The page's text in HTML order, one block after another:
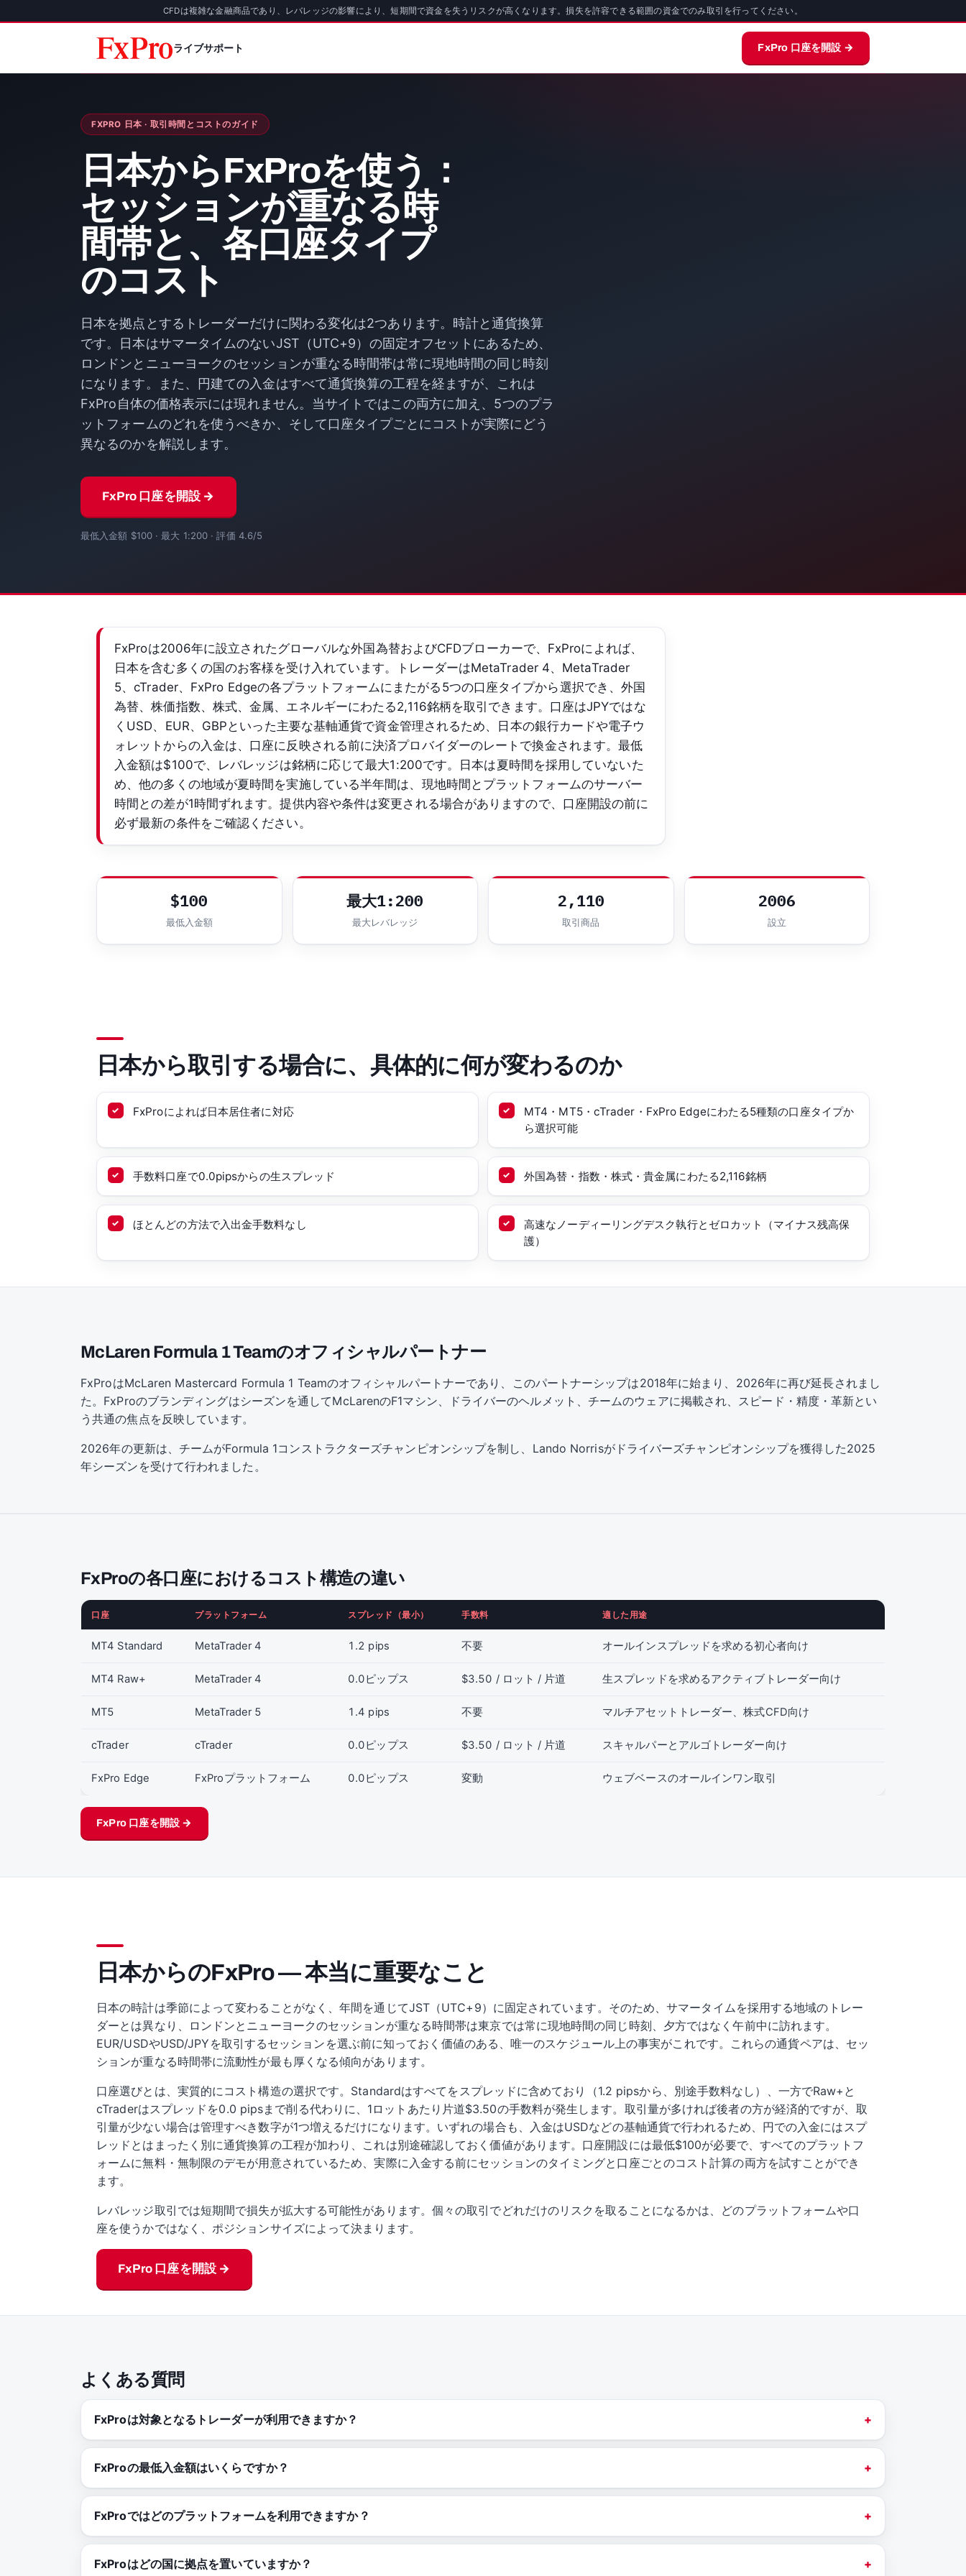
CFDは複雑な金融商品であり、レバレッジの影響により、短期間で資金を失うリスクが高くなります。損失を許容できる範囲の資金でのみ取引を行ってください。
ライブサポート FxPro 口座を開設 →
FXPRO 日本 · 取引時間とコストのガイド
日本からFxProを使う：
セッションが重なる時
間帯と、各口座タイプ
のコスト
日本を拠点とするトレーダーだけに関わる変化は2つあります。時計と通貨換算
です。日本はサマータイムのないJST（UTC+9）の固定オフセットにあるため、
ロンドンとニューヨークのセッションが重なる時間帯は常に現地時間の同じ時刻
になります。また、円建ての入金はすべて通貨換算の工程を経ますが、これは
FxPro自体の価格表示には現れません。当サイトではこの両方に加え、5つのプラ
ットフォームのどれを使うべきか、そして口座タイプごとにコストが実際にどう
異なるのかを解説します。
FxPro 口座を開設 →
最低入金額 $100 · 最大 1:200 · 評価 4.6/5
FxProは2006年に設立されたグローバルな外国為替およびCFDブローカーで、FxProによれば、
日本を含む多くの国のお客様を受け入れています。トレーダーはMetaTrader 4、MetaTrader
5、cTrader、FxPro Edgeの各プラットフォームにまたがる5つの口座タイプから選択でき、外国
為替、株価指数、株式、金属、エネルギーにわたる2,116銘柄を取引できます。口座はJPYではな
くUSD、EUR、GBPといった主要な基軸通貨で資金管理されるため、日本の銀行カードや電子ウ
ォレットからの入金は、口座に反映される前に決済プロバイダーのレートで換金されます。最低
入金額は$100で、レバレッジは銘柄に応じて最大1:200です。日本は夏時間を採用していないた
め、他の多くの地域が夏時間を実施している半年間は、現地時間とプラットフォームのサーバー
時間との差が1時間ずれます。提供内容や条件は変更される場合がありますので、口座開設の前に
必ず最新の条件をご確認ください。
$100
最低入金額
最大1:200
最大レバレッジ
2,110
取引商品
2006
設立
日本から取引する場合に、具体的に何が変わるのか
FxProによれば日本居住者に対応
MT4・MT5・cTrader・FxPro Edgeにわたる5種類の口座タイプか
ら選択可能
手数料口座で0.0pipsからの生スプレッド 外国為替・指数・株式・貴金属にわたる2,116銘柄
ほとんどの方法で入出金手数料なし
高速なノーディーリングデスク執行とゼロカット（マイナス残高保
護）
McLaren Formula 1 Teamのオフィシャルパートナー
FxProはMcLaren Mastercard Formula 1 Teamのオフィシャルパートナーであり、このパートナーシップは2018年に始まり、2026年に再び延長されまし
た。FxProのブランディングはシーズンを通してMcLarenのF1マシン、ドライバーのヘルメット、チームのウェアに掲載され、スピード・精度・革新とい
う共通の焦点を反映しています。
2026年の更新は、チームがFormula 1コンストラクターズチャンピオンシップを制し、Lando Norrisがドライバーズチャンピオンシップを獲得した2025
年シーズンを受けて行われました。
FxProの各口座におけるコスト構造の違い
口座 プラットフォーム スプレッド（最小） 手数料 適した用途
MT4 Standard MetaTrader 4 1.2 pips 不要 オールインスプレッドを求める初心者向け
MT4 Raw+ MetaTrader 4 0.0ピップス $3.50 / ロット / 片道 生スプレッドを求めるアクティブトレーダー向け
MT5 MetaTrader 5 1.4 pips 不要 マルチアセットトレーダー、株式CFD向け
cTrader cTrader 0.0ピップス $3.50 / ロット / 片道 スキャルパーとアルゴトレーダー向け
FxPro Edge FxProプラットフォーム 0.0ピップス 変動 ウェブベースのオールインワン取引
FxPro 口座を開設 →
日本からのFxPro — 本当に重要なこと
日本の時計は季節によって変わることがなく、年間を通じてJST（UTC+9）に固定されています。そのため、サマータイムを採用する地域のトレー
ダーとは異なり、ロンドンとニューヨークのセッションが重なる時間帯は東京では常に現地時間の同じ時刻、夕方ではなく午前中に訪れます。
EUR/USDやUSD/JPYを取引するセッションを選ぶ前に知っておく価値のある、唯一のスケジュール上の事実がこれです。これらの通貨ペアは、セッ
ションが重なる時間帯に流動性が最も厚くなる傾向があります。
口座選びとは、実質的にコスト構造の選択です。Standardはすべてをスプレッドに含めており（1.2 pipsから、別途手数料なし）、一方でRaw+と
cTraderはスプレッドを0.0 pipsまで削る代わりに、1ロットあたり片道$3.50の手数料が発生します。取引量が多ければ後者の方が経済的ですが、取
引量が少ない場合は管理すべき数字が1つ増えるだけになります。いずれの場合も、入金はUSDなどの基軸通貨で行われるため、円での入金にはスプ
レッドとはまったく別に通貨換算の工程が加わり、これは別途確認しておく価値があります。口座開設には最低$100が必要で、すべてのプラットフ
ォームに無料・無制限のデモが用意されているため、実際に入金する前にセッションのタイミングと口座ごとのコスト計算の両方を試すことができ
ます。
レバレッジ取引では短期間で損失が拡大する可能性があります。個々の取引でどれだけのリスクを取ることになるかは、どのプラットフォームや口
座を使うかではなく、ポジションサイズによって決まります。
FxPro 口座を開設 →
よくある質問
FxProは対象となるトレーダーが利用できますか？
FxProの最低入金額はいくらですか？
FxProではどのプラットフォームを利用できますか？
FxProはどの国に拠点を置いていますか？